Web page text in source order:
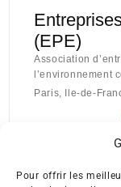
Pour offrir les
(EPE)
Association
l’environnement
Paris, Ile-de-